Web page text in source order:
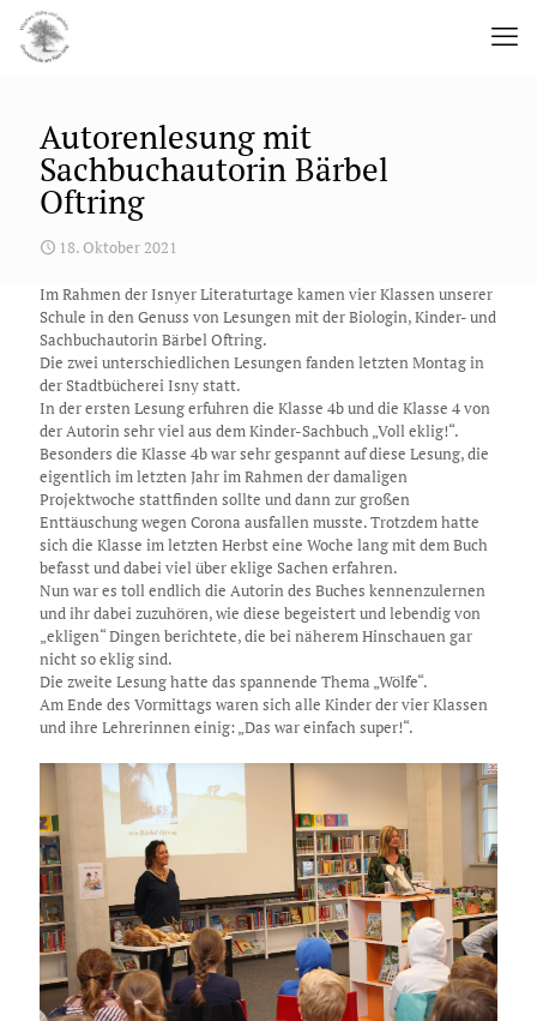
Autorenlesung mit
Sachbuchautorin Bärbel
Oftring
18. Oktober 2021
Im Rahmen der Isnyer Literaturtage kamen vier Klassen unserer
Schule in den Genuss von Lesungen mit der Biologin, Kinder- und
Sachbuchautorin Bärbel Oftring.
Die zwei unterschiedlichen Lesungen fanden letzten Montag in
der Stadtbücherei Isny statt.
In der ersten Lesung erfuhren die Klasse 4b und die Klasse 4 von
der Autorin sehr viel aus dem Kinder-Sachbuch „Voll eklig!“.
Besonders die Klasse 4b war sehr gespannt auf diese Lesung, die
eigentlich im letzten Jahr im Rahmen der damaligen
Projektwoche stattfinden sollte und dann zur großen
Enttäuschung wegen Corona ausfallen musste. Trotzdem hatte
sich die Klasse im letzten Herbst eine Woche lang mit dem Buch
befasst und dabei viel über eklige Sachen erfahren.
Nun war es toll endlich die Autorin des Buches kennenzulernen
und ihr dabei zuzuhören, wie diese begeistert und lebendig von
„ekligen“ Dingen berichtete, die bei näherem Hinschauen gar
nicht so eklig sind.
Die zweite Lesung hatte das spannende Thema „Wölfe“.
Am Ende des Vormittags waren sich alle Kinder der vier Klassen
und ihre Lehrerinnen einig: „Das war einfach super!“.